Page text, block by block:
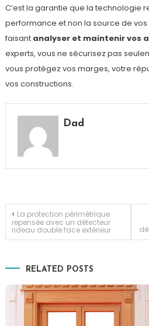
C’est la garantie que la technologie
performance et non la source de vos
faisant analyser et maintenir vos
experts, vous ne sécurisez pas
vous protégez vos marges, votre
vos constructions.
Dad
Navigation
de
l’article
La protection périmétrique
repensée avec un détecteur
rideau double face extérieur
RELATED POSTS